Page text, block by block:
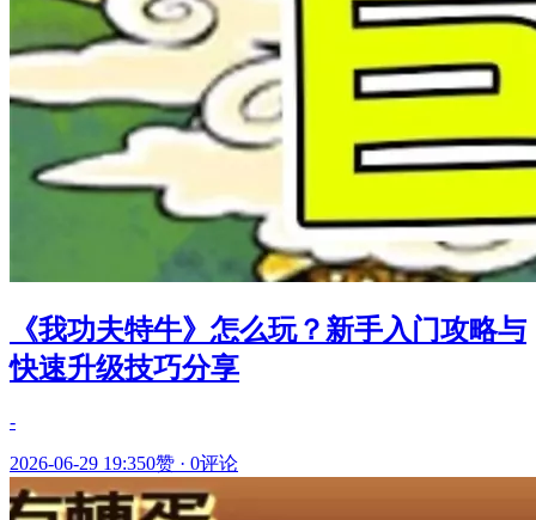
《我功夫特牛》怎么玩？新手入门攻略与
快速升级技巧分享
-
2026-06-29 19:350赞 · 0评论